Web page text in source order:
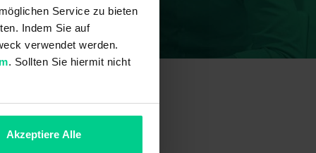
Service zu bieten
Indem Sie auf
verwendet werden.
. Sollten Sie hiermit nicht
Akzeptiere Alle